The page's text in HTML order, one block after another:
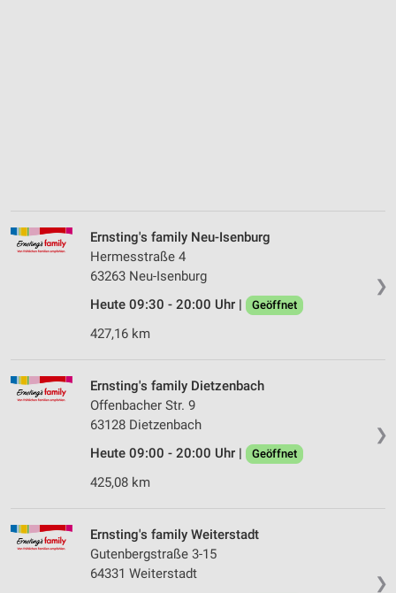
❯
Ernsting's family Neu-Isenburg
Hermesstraße 4
63263 Neu-Isenburg
Heute 09:30 - 20:00 Uhr |
Geöffnet
427,16 km
❯
Ernsting's family Dietzenbach
Offenbacher Str. 9
63128 Dietzenbach
Heute 09:00 - 20:00 Uhr |
Geöffnet
425,08 km
❯
Ernsting's family Weiterstadt
Gutenbergstraße 3-15
64331 Weiterstadt